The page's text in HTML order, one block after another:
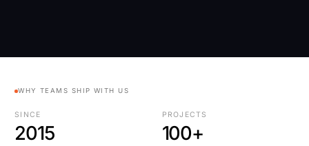
WHY TEAMS SHIP WITH US
SINCE
2015
PROJECTS
100+